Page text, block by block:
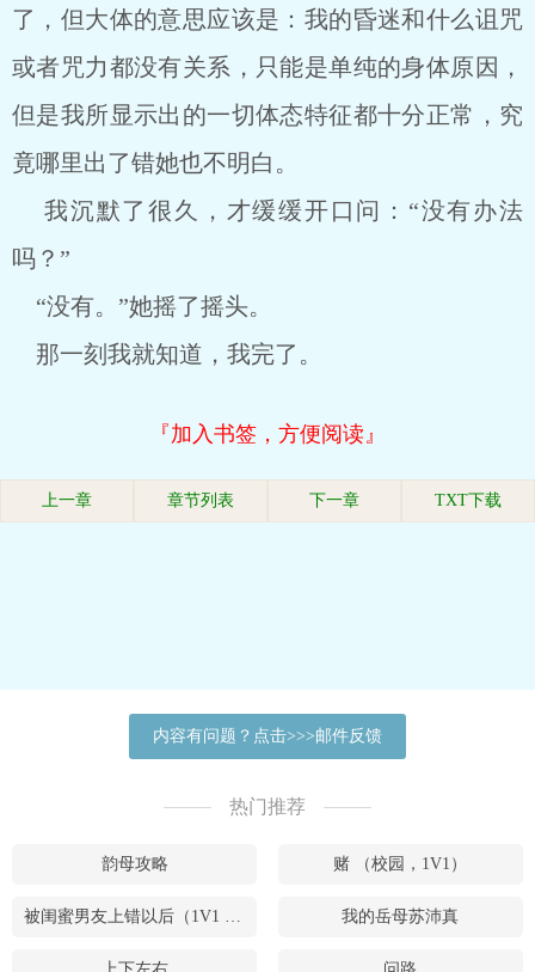
了，但大体的意思应该是：我的昏迷和什么诅咒
或者咒力都没有关系，只能是单纯的身体原因，
但是我所显示出的一切体态特征都十分正常，究
竟哪里出了错她也不明白。
我沉默了很久，才缓缓开口问：“没有办法
吗？”
“没有。”她摇了摇头。
那一刻我就知道，我完了。
『加入书签，方便阅读』
上一章 章节列表 下一章 TXT下载
内容有问题？点击>>>邮件反馈
热门推荐
韵母攻略 赌 （校园，1V1）
被闺蜜男友上错以后（1V1 高H） 我的岳母苏沛真